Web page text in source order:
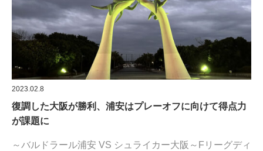
2023.02.8
復調した大阪が勝利、浦安はプレーオフに向けて得点力
が課題に
～バルドラール浦安 VS シュライカー大阪～Fリーグディ